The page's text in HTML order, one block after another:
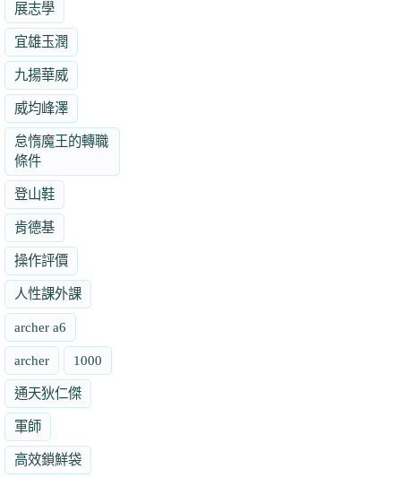
展志學
宜雄玉潤
九揚華威
威均峰澤
怠惰魔王的轉職
條件
登山鞋
肯德基
操作評價
人性課外課
archer a6
archer 1000
通天狄仁傑
軍師
高效鎖鮮袋